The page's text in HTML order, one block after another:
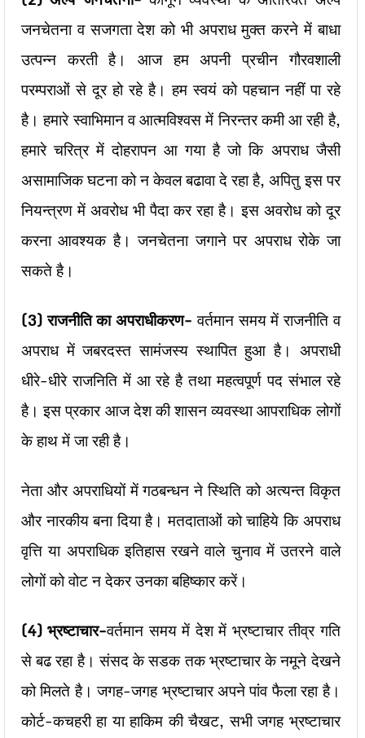
जनचेतना व सजगता देश को भी अपराध मुक्त करने में बाधा
उत्पन्न करती है। आज हम अपनी प्रचीन गौरवशाली
परम्पराओं से दूर हो रहे है। हम स्वयं को पहचान नहीं पा रहे
है। हमारे स्वाभिमान व आत्मविश्वस में निरन्तर कमी आ रही है,
हमारे चरित्र में दोहरापन आ गया है जो कि अपराध जैसी
असामाजिक घटना को न केवल बढावा दे रहा है, अपितु इस पर
नियन्त्रण में अवरोध भी पैदा कर रहा है। इस अवरोध को दूर
करना आवश्यक है। जनचेतना जगाने पर अपराध रोके जा
सकते है।
(3) राजनीति का अपराधीकरण- वर्तमान समय में राजनीति व
अपराध में जबरदस्त सामंजस्य स्थापित हुआ है। अपराधी
धीरे-धीरे राजनिति में आ रहे है तथा महत्वपूर्ण पद संभाल रहे
है। इस प्रकार आज देश की शासन व्यवस्था आपराधिक लोगों
के हाथ में जा रही है।
नेता और अपराधियों में गठबन्धन ने स्थिति को अत्यन्त विकृत
और नारकीय बना दिया है। मतदाताओं को चाहिये कि अपराध
वृत्ति या अपराधिक इतिहास रखने वाले चुनाव में उतरने वाले
लोगों को वोट न देकर उनका बहिष्कार करें।
(4) भ्रष्टाचार-वर्तमान समय में देश में भ्रष्टाचार तीव्र गति
से बढ रहा है। संसद के सडक तक भ्रष्टाचार के नमूने देखने
को मिलते है। जगह-जगह भ्रष्टाचार अपने पांव फैला रहा है।
कोर्ट-कचहरी हा या हाकिम की चैखट, सभी जगह भ्रष्टाचार